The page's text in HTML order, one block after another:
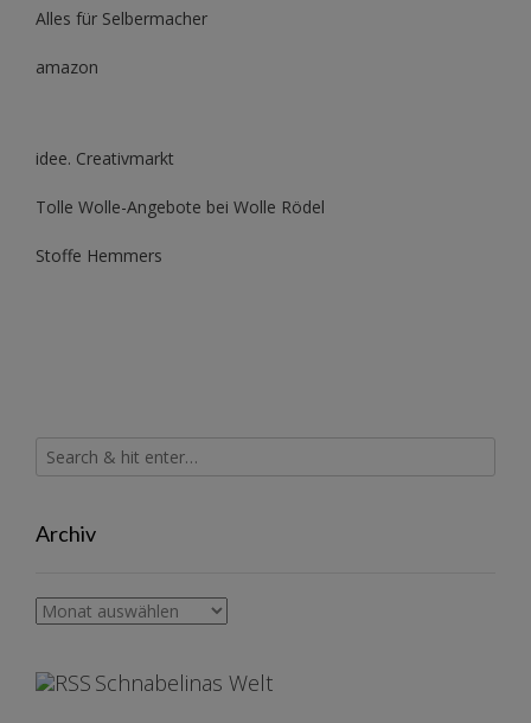
Alles für Selbermacher
amazon
idee. Creativmarkt
Tolle Wolle-Angebote bei Wolle Rödel
Stoffe Hemmers
Archiv
Archiv
Schnabelinas Welt